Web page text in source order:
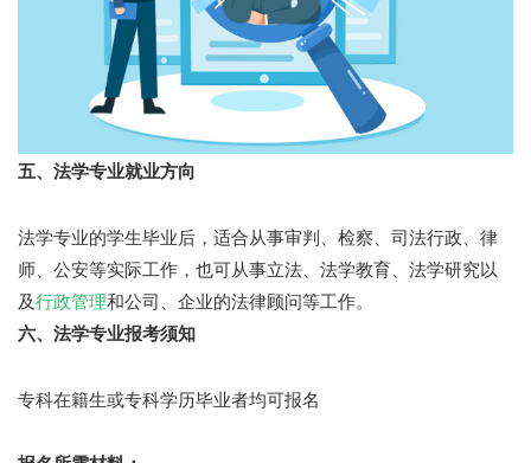
五、法学专业就业方向
法学专业的学生毕业后，适合从事审判、检察、司法行政、律
师、公安等实际工作，也可从事立法、法学教育、法学研究以
及行政管理和公司、企业的法律顾问等工作。
六、法学专业报考须知
专科在籍生或专科学历毕业者均可报名